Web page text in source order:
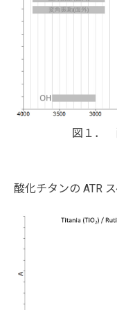
図１．
酸化チタンの ATR